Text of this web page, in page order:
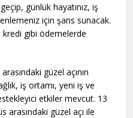
günlük hayatınız, iş
için şans sunacak.
gibi ödemelerde
güzel açının
iş ortamı, yeni iş ve
etkiler mevcut. 13
arasındaki güzel açı ile